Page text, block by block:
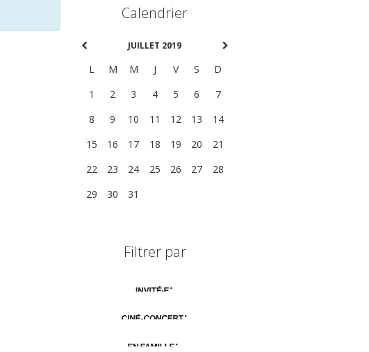
Calendrier
JUILLET 2019
L M M J V S
D
1
2 3 4 5 6
7
8
9 10 11 12 13
14
15
16 17 18 19 20
21
22
23 24 25 26 27
28
29
30 31
Filtrer par